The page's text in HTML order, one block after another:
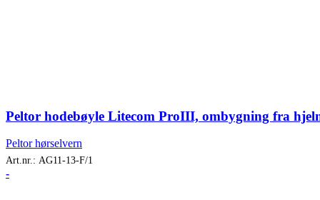
Peltor hodebøyle Litecom ProIII, ombygning fra
Peltor hørselvern
Art.nr.: AG11-13-F/1
-